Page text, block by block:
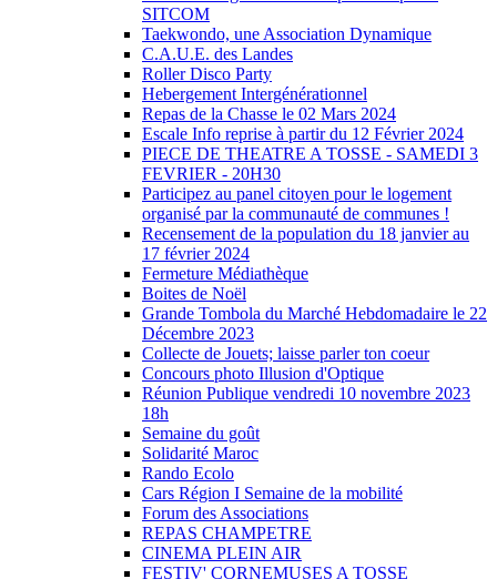
SITCOM
Taekwondo, une Association Dynamique
C.A.U.E. des Landes
Roller Disco Party
Hebergement Intergénérationnel
Repas de la Chasse le 02 Mars 2024
Escale Info reprise à partir du 12 Février 2024
PIECE DE THEATRE A TOSSE - SAMEDI 3
FEVRIER - 20H30
Participez au panel citoyen pour le logement
organisé par la communauté de communes !
Recensement de la population du 18 janvier au
17 février 2024
Fermeture Médiathèque
Boites de Noël
Grande Tombola du Marché Hebdomadaire le 22
Décembre 2023
Collecte de Jouets; laisse parler ton coeur
Concours photo Illusion d'Optique
Réunion Publique vendredi 10 novembre 2023
18h
Semaine du goût
Solidarité Maroc
Rando Ecolo
Cars Région I Semaine de la mobilité
Forum des Associations
REPAS CHAMPETRE
CINEMA PLEIN AIR
FESTIV' CORNEMUSES A TOSSE